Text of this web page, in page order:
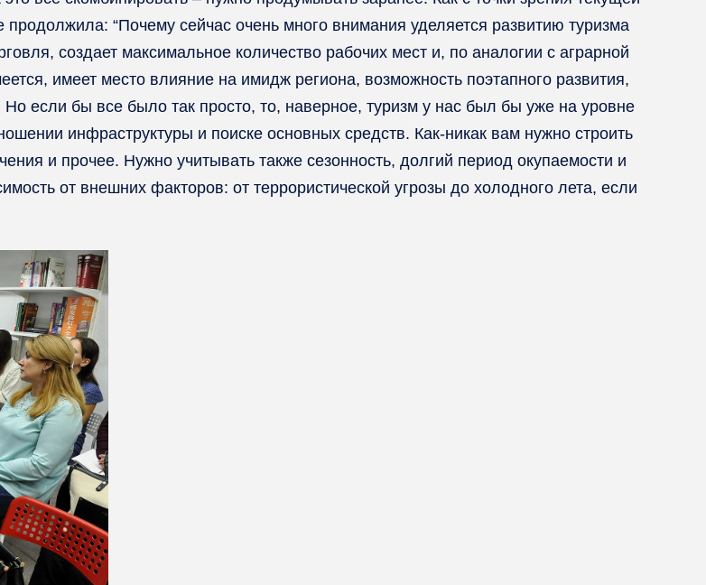
“Почему сейчас очень много внимания уделяется развитию туризма
создает максимальное количество рабочих мест и, по аналогии с аграрной
имеет место влияние на имидж региона, возможность поэтапного развития,
если бы все было так просто, то, наверное, туризм у нас был бы уже на уровне
инфраструктуры и поиске основных средств. Как-никак вам нужно строить
и прочее. Нужно учитывать также сезонность, долгий период окупаемости и
от внешних факторов: от террористической угрозы до холодного лета, если